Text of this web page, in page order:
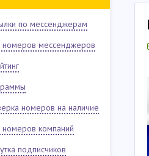
по мессенджерам
номеров мессенджеров
номеров на наличие
номеров компаний
подписчиков